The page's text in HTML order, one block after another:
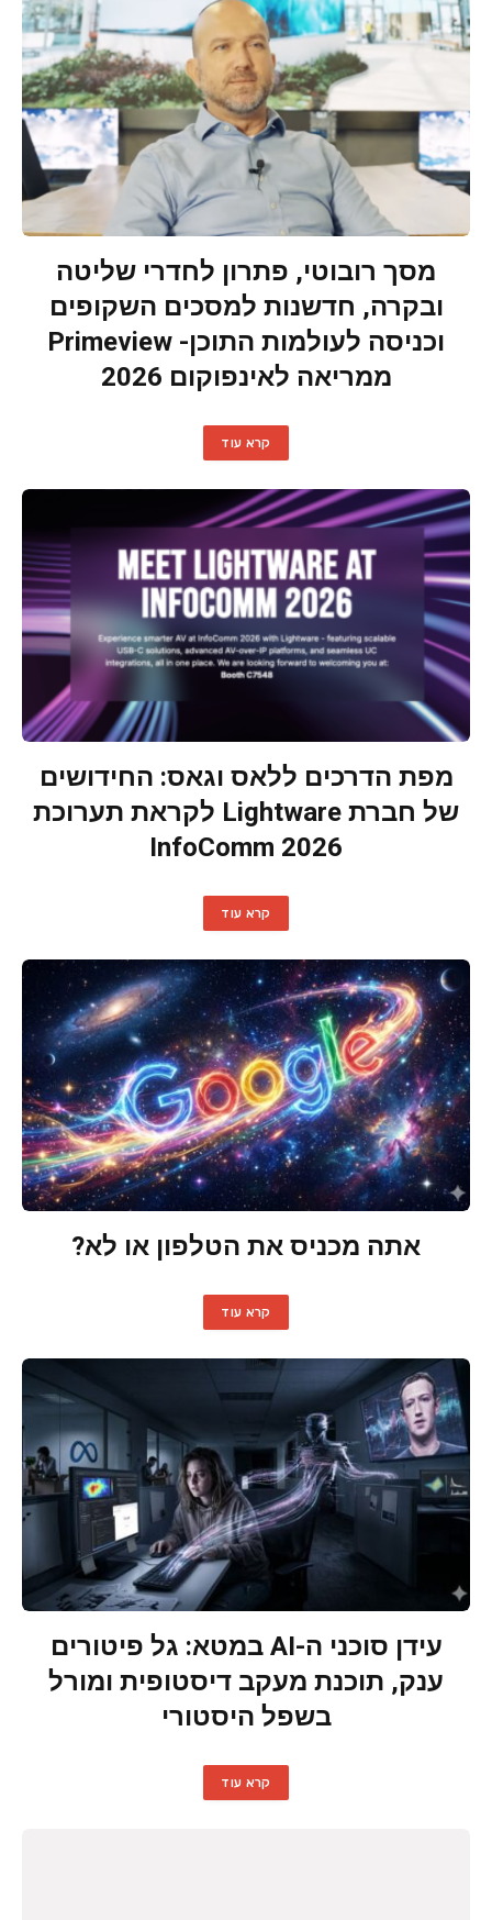
מסך רובוטי, פתרון לחדרי שליטה
ובקרה, חדשנות למסכים השקופים
וכניסה לעולמות התוכן- Primeview
ממריאה לאינפוקום 2026
קרא עוד
מפת הדרכים ללאס וגאס: החידושים
של חברת Lightware לקראת תערוכת
InfoComm 2026
קרא עוד
אתה מכניס את הטלפון או לא?
קרא עוד
עידן סוכני ה-AI במטא: גל פיטורים
ענק, תוכנת מעקב דיסטופית ומורל
בשפל היסטורי
קרא עוד